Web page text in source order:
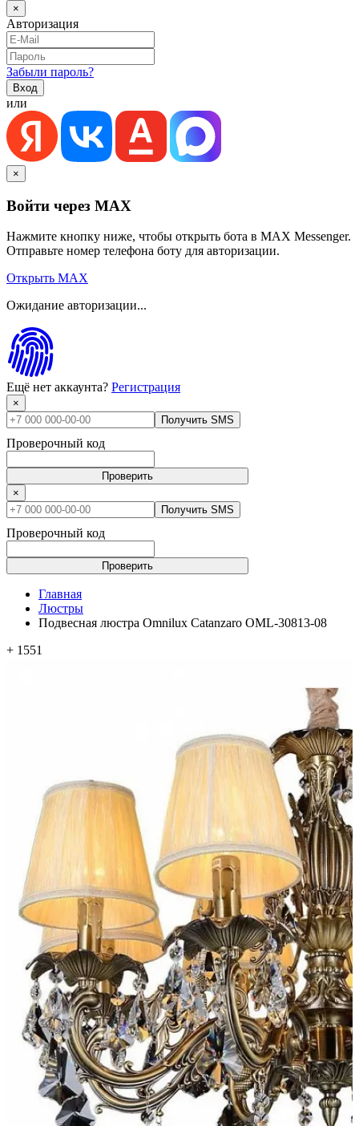
×
Авторизация
Забыли пароль?
или
×
Войти через MAX
Нажмите кнопку ниже, чтобы открыть бота в MAX Messenger.
Отправьте номер телефона боту для авторизации.
Открыть MAX
Ожидание авторизации...
Ещё нет аккаунта? Регистрация
×
Получить SMS
Проверочный код
Проверить
×
Получить SMS
Проверочный код
Проверить
Главная
Люстры
Подвесная люстра Omnilux Catanzaro OML-30813-08
+ 1551